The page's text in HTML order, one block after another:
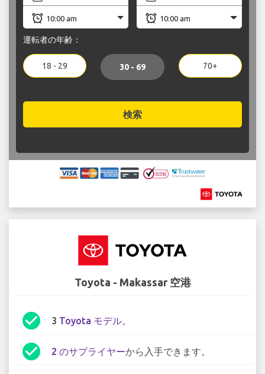
運転者の年齢：
18 - 29 30 - 69 70+
検索
Toyota - Makassar 空港
check_circle 3 Toyota モデル。
check_circle 2 のサプライヤーから入手できます。